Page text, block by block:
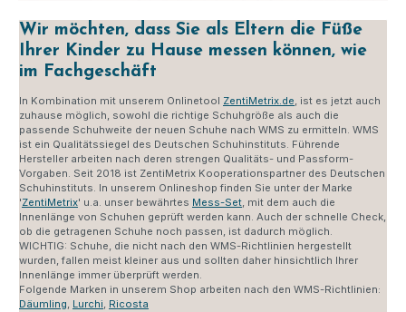
Wir möchten, dass Sie als Eltern die Füße
Ihrer Kinder zu Hause messen können, wie
im Fachgeschäft
In Kombination mit unserem Onlinetool ZentiMetrix.de, ist es jetzt auch
zuhause möglich, sowohl die richtige Schuhgröße als auch die
passende Schuhweite der neuen Schuhe nach WMS zu ermitteln. WMS
ist ein Qualitätssiegel des Deutschen Schuhinstituts. Führende
Hersteller arbeiten nach deren strengen Qualitäts- und Passform-
Vorgaben. Seit 2018 ist ZentiMetrix Kooperationspartner des Deutschen
Schuhinstituts. In unserem Onlineshop finden Sie unter der Marke
'ZentiMetrix' u.a. unser bewährtes Mess-Set, mit dem auch die
Innenlänge von Schuhen geprüft werden kann. Auch der schnelle Check,
ob die getragenen Schuhe noch passen, ist dadurch möglich.
WICHTIG: Schuhe, die nicht nach den WMS-Richtlinien hergestellt
wurden, fallen meist kleiner aus und sollten daher hinsichtlich Ihrer
Innenlänge immer überprüft werden.
Folgende Marken in unserem Shop arbeiten nach den WMS-Richtlinien:
Däumling, Lurchi, Ricosta